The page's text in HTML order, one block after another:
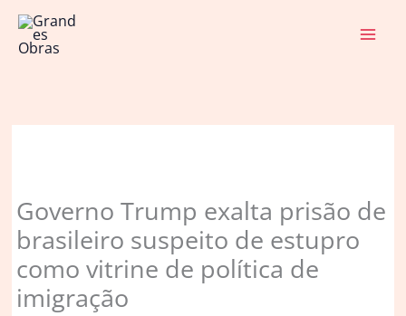
para
Governo Trump exalta prisão de
brasileiro suspeito de estupro
como vitrine de política de
imigração